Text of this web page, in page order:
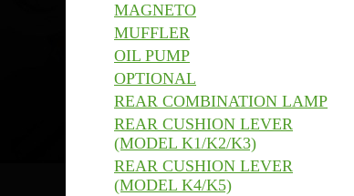
MAGNETO
MUFFLER
OIL PUMP
OPTIONAL
REAR COMBINATION LAMP
REAR CUSHION LEVER
(MODEL K1/K2/K3)
REAR CUSHION LEVER
(MODEL K4/K5)